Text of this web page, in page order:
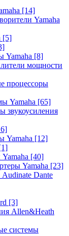
[14]
Yamaha
[5]
Yamaha [8]
мощности
процессоры
Yamaha [65]
звукоусиления
Yamaha [12]
[40]
Yamaha [23]
Dante
[3]
Allen&Heath
системы